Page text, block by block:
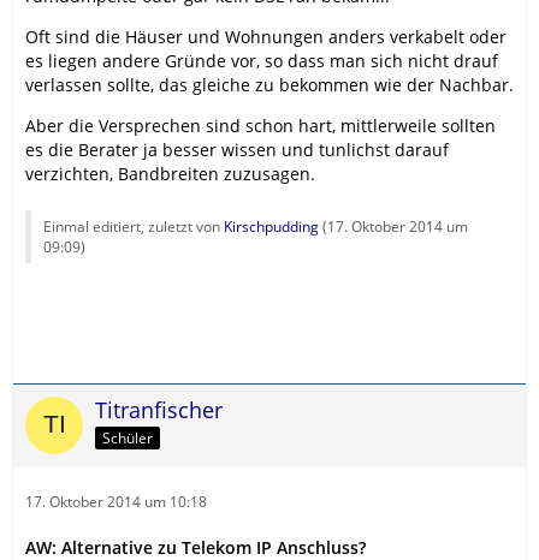
Oft sind die Häuser und Wohnungen anders verkabelt oder
es liegen andere Gründe vor, so dass man sich nicht drauf
verlassen sollte, das gleiche zu bekommen wie der Nachbar.
Aber die Versprechen sind schon hart, mittlerweile sollten
es die Berater ja besser wissen und tunlichst darauf
verzichten, Bandbreiten zuzusagen.
Einmal editiert, zuletzt von Kirschpudding(17. Oktober 2014 um
09:09)
Titranfischer
Schüler
17. Oktober 2014 um 10:18
AW: Alternative zu Telekom IP Anschluss?